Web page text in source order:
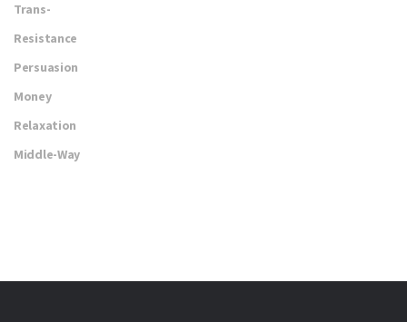
Trans-
Resistance
Persuasion
Money
Relaxation
Middle-Way